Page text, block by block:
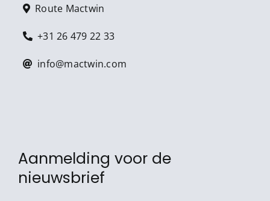
Route Mactwin
+31 26 479 22 33
info@mactwin.com
Aanmelding voor de
nieuwsbrief